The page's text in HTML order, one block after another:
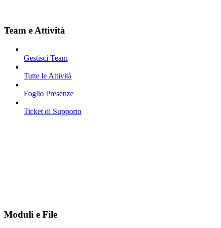
Team e Attività
Gestisci Team
Tutte le Attività
Foglio Presenze
Ticket di Supporto
Moduli e File